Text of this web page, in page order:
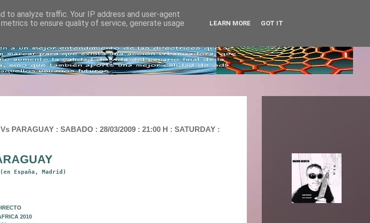
PARAGUAY : SABADO : 28/03/2009 : 21:00 H : SATURDAY :
(en España, Madrid)
2010
analyze traffic. Your IP address and user-agent
to ensure quality of service, generate usage
LEARN MORE GOT IT